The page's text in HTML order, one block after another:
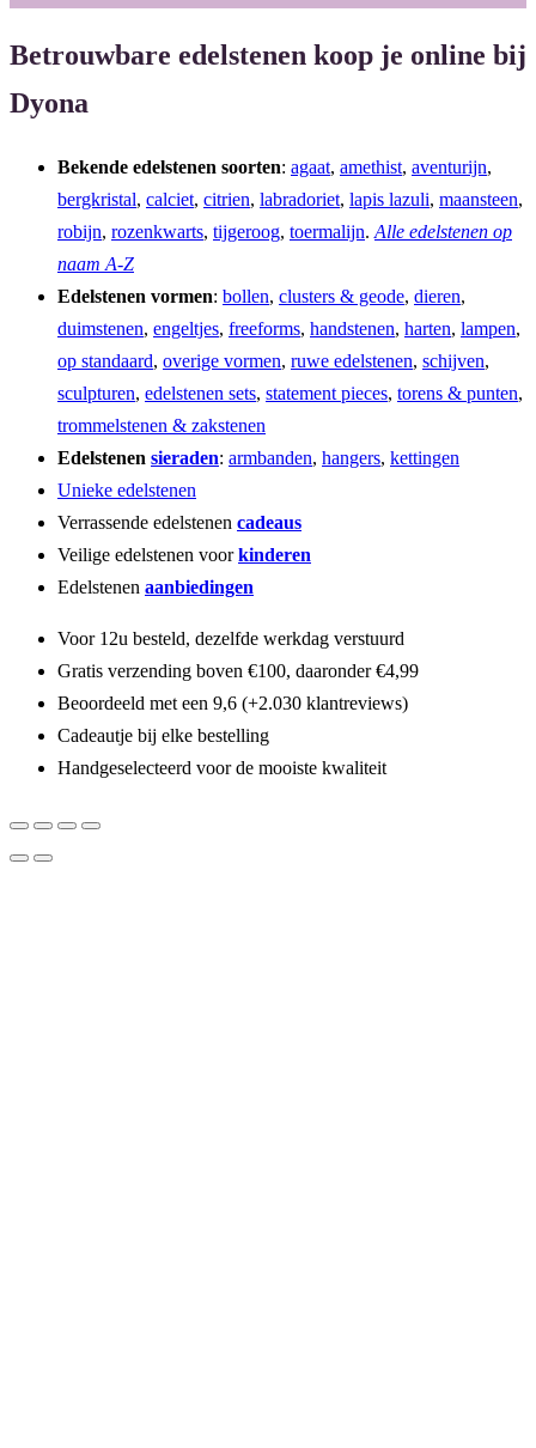
Betrouwbare edelstenen koop je online bij
Dyona
Bekende edelstenen soorten: agaat, amethist, aventurijn,
bergkristal, calciet, citrien, labradoriet, lapis lazuli, maansteen,
robijn, rozenkwarts, tijgeroog, toermalijn. Alle edelstenen op
naam A-Z
Edelstenen vormen: bollen, clusters & geode, dieren,
duimstenen, engeltjes, freeforms, handstenen, harten, lampen,
op standaard, overige vormen, ruwe edelstenen, schijven,
sculpturen, edelstenen sets, statement pieces, torens & punten,
trommelstenen & zakstenen
Edelstenen sieraden: armbanden, hangers, kettingen
Unieke edelstenen
Verrassende edelstenen cadeaus
Veilige edelstenen voorkinderen
Edelstenen aanbiedingen
Voor 12u besteld, dezelfde werkdag verstuurd
Gratis verzending boven €100, daaronder €4,99
Beoordeeld met een 9,6 (+2.030 klantreviews)
Cadeautje bij elke bestelling
Handgeselecteerd voor de mooiste kwaliteit